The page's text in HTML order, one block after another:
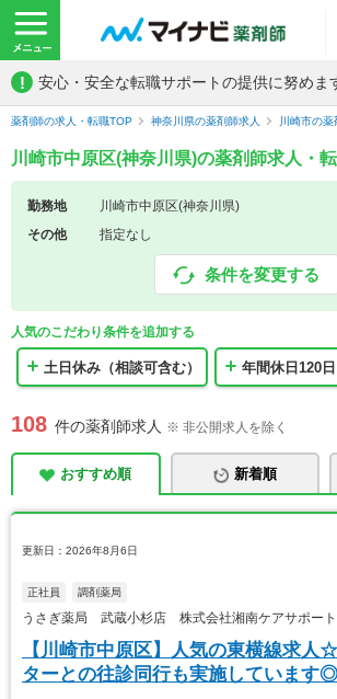
! 安心・安全な転職サポートの提供に努めま
薬剤師の求人・転職TOP 神奈川県の薬剤師求人 川崎市の薬
川崎市中原区(神奈川県)の薬剤師求人・
勤務地
川崎市中原区(神奈川県)
その他
指定なし
条件を変更する
人気のこだわり条件を追加する
土日休み（相談可含む） 年間休日120
108 件の薬剤師求人 ※ 非公開求人を除く
おすすめ順 新着順
更新日：2026年8月6日
正社員 調剤薬局
うさぎ薬局 武蔵小杉店 株式会社湘南ケアサポート
【川崎市中原区】人気の東横線求人
ターとの往診同行も実施しています